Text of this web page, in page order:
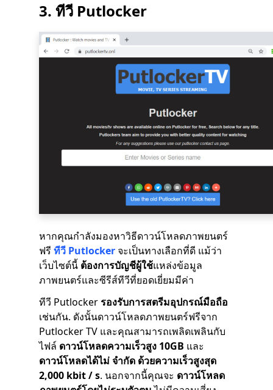
3. ทีวี Putlocker
หากคุณกำลังมองหาวิธีดาวน์โหลดภาพยนตร์
ฟรี ทีวี Putlocker จะเป็นทางเลือกที่ดี แม้ว่า
เว็บไซต์นี้ ต้องการบัญชีผู้ใช้แหล่งข้อมูล
ภาพยนตร์และซีรีส์ทีวีที่ยอดเยี่ยมมีค่า
ทีวี Putlockerรองรับการสตรีมอุปกรณ์มือถือ
เช่นกัน. ดังนั้นดาวน์โหลดภาพยนตร์ฟรีจาก
Putlocker TV และคุณสามารถเพลิดเพลินกับ
ไฟล์ ดาวน์โหลดความเร็วสูง 10GB และ
ดาวน์โหลดได้ไม่ จำกัด ด้วยความเร็วสูงสุด
2,000 kbit / s. นอกจากนี้คุณจะ ดาวน์โหลด